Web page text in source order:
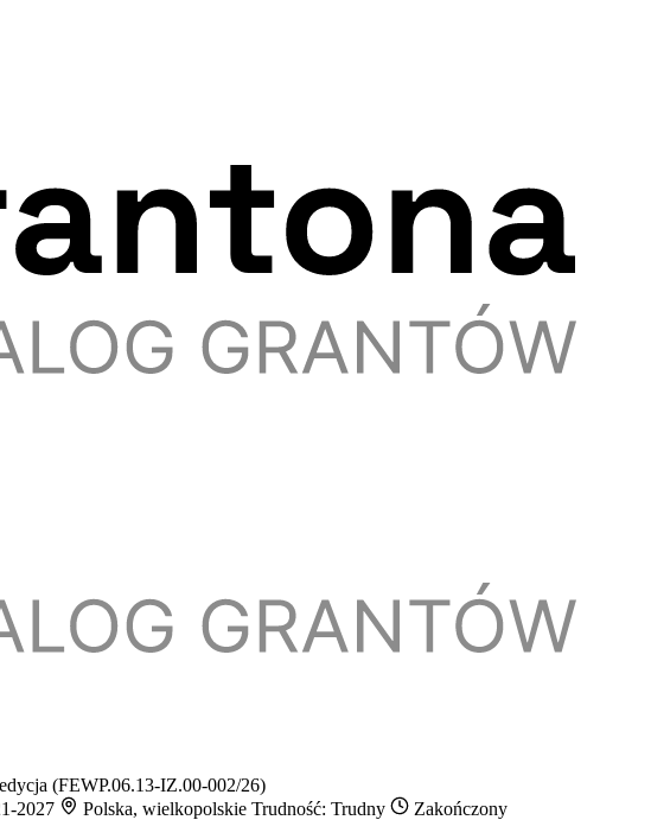
(FEWP.06.13-IZ.00-002/26)
2027
Polska, wielkopolskie Trudność: Trudny Zakończony